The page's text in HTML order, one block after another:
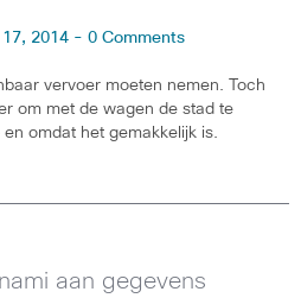
2014 - 0 Comments
vervoer moeten nemen. Toch
om met de wagen de stad te
omdat het gemakkelijk is.
aan gegevens